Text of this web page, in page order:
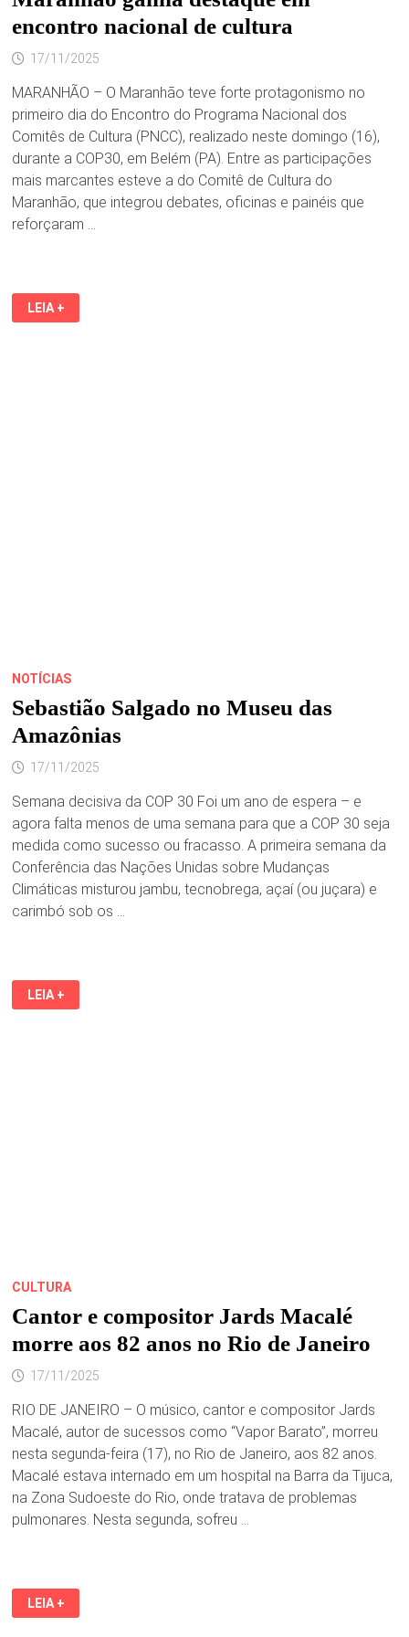
encontro nacional de cultura
17/11/2025
MARANHÃO – O Maranhão teve forte protagonismo no
primeiro dia do Encontro do Programa Nacional dos
Comitês de Cultura (PNCC), realizado neste domingo (16),
durante a COP30, em Belém (PA). Entre as participações
mais marcantes esteve a do Comitê de Cultura do
Maranhão, que integrou debates, oficinas e painéis que
reforçaram …
MARANHÃO
GANHA
LEIA +
NOTÍCIAS
Sebastião Salgado no Museu das
Amazônias
17/11/2025
Semana decisiva da COP 30 Foi um ano de espera – e
agora falta menos de uma semana para que a COP 30 seja
medida como sucesso ou fracasso. A primeira semana da
Conferência das Nações Unidas sobre Mudanças
Climáticas misturou jambu, tecnobrega, açaí (ou juçara) e
carimbó sob os …
SEBASTIÃO
SALGADO
LEIA +
CULTURA
Cantor e compositor Jards Macalé
morre aos 82 anos no Rio de Janeiro
17/11/2025
RIO DE JANEIRO – O músico, cantor e compositor Jards
Macalé, autor de sucessos como “Vapor Barato”, morreu
nesta segunda-feira (17), no Rio de Janeiro, aos 82 anos.
Macalé estava internado em um hospital na Barra da Tijuca,
na Zona Sudoeste do Rio, onde tratava de problemas
pulmonares. Nesta segunda, sofreu …
CANTOR
ELEIA +